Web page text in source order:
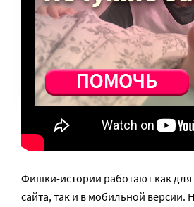
Фишки-истории работают как для
сайта, так и в мобильной версии.